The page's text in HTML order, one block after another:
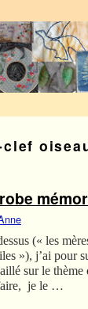
(« les
»), j’ai pour
sur le thème
faire, je le …